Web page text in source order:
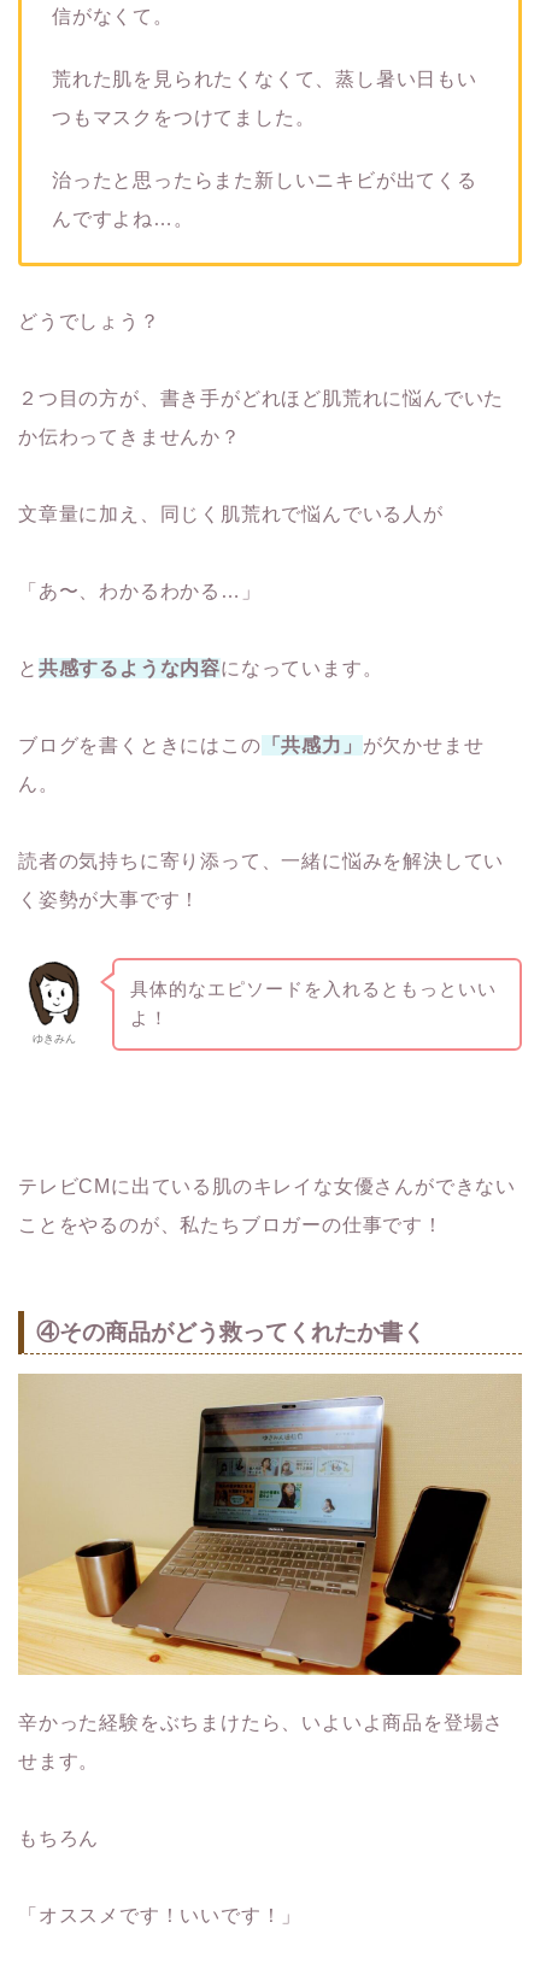
信がなくて。
荒れた肌を見られたくなくて、蒸し暑い日もい
つもマスクをつけてました。
治ったと思ったらまた新しいニキビが出てくる
んですよね…。
どうでしょう？
２つ目の方が、書き手がどれほど肌荒れに悩んでいた
か伝わってきませんか？
文章量に加え、同じく肌荒れで悩んでいる人が
「あ〜、わかるわかる…」
と 共感するような内容になっています。
ブログを書くときにはこの 「共感力」 が欠かせませ
ん。
読者の気持ちに寄り添って、一緒に悩みを解決してい
く姿勢が大事です！
ゆきみん
具体的なエピソードを入れるともっといい
よ！
テレビCMに出ている肌のキレイな女優さんができない
ことをやるのが、私たちブロガーの仕事です！
④その商品がどう救ってくれたか書く
辛かった経験をぶちまけたら、いよいよ商品を登場さ
せます。
もちろん
「オススメです！いいです！」